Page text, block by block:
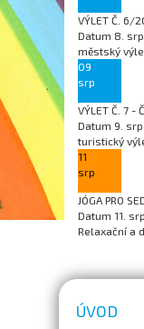
VÝLET Č. 6/
Datum 8.
městský
09
srp
VÝLET Č. 7
Datum 9.
turistický
11
srp
JÓGA PRO
Datum 11.
Relaxační a
ÚVOD